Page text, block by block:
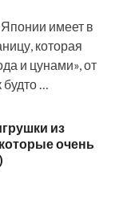
имеет в
которая
и цунами», от
будто …
из
очень